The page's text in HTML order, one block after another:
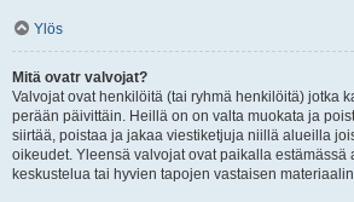
Ylös
Mitä ovatr valvojat?
Valvojat ovat henkilöitä (tai ryhmä henkilöitä) jotka
perään päivittäin. Heillä on on valta muokata ja
siirtää, poistaa ja jakaa viestiketjuja niillä alueilla
oikeudet. Yleensä valvojat ovat paikalla estämässä
keskustelua tai hyvien tapojen vastaisen